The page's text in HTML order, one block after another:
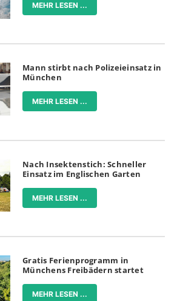
MEHR LESEN ...
Mann stirbt nach Polizeieinsatz in
München
MEHR LESEN ...
Nach Insektenstich: Schneller
Einsatz im Englischen Garten
MEHR LESEN ...
Gratis Ferienprogramm in
Münchens Freibädern startet
MEHR LESEN ...